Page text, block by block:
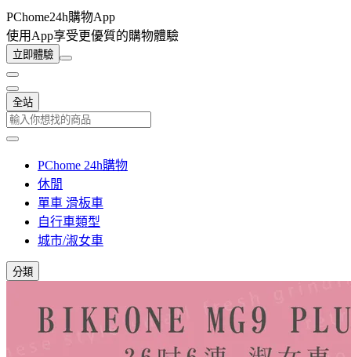
PChome24h購物App
使用App享受更優質的購物體驗
立即體驗
全站
PChome 24h購物
休閒
單車 滑板車
自行車類型
城市/淑女車
分類